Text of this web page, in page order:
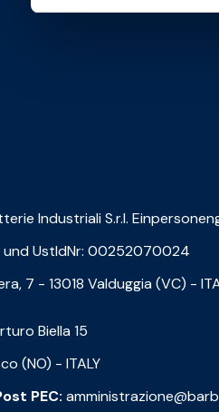
Industriali S.r.l.
und UstIdNr: 00252070024
7 - 13018 Valduggia (VC) -
Biella 15
(NO) - ITALY
PEC: